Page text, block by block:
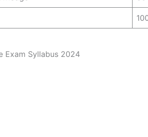
Exam Syllabus 2024